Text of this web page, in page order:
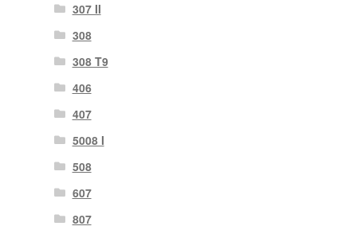
307 II
308
308 T9
406
407
5008 I
508
607
807